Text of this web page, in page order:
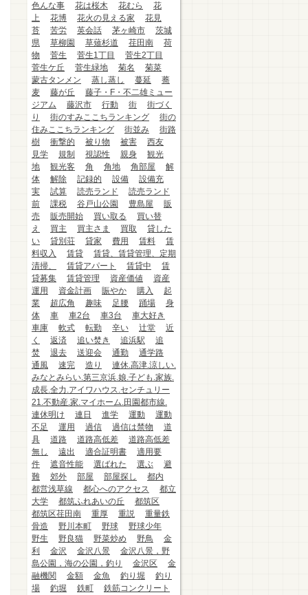
色んな事
花は桜木 花むら
花
上
花博 花火の見える家
花見
苔
苦労 英会話 茅ヶ崎市
茨城
県
草柳園 草薙杉道 荏田南
荷
物
菅生 菅生1丁目
菅生2丁目
菅生ケ丘
菅生緑地 菊名
菊菜
蒙古タンメン
蒸し蒸し 蔓延
蕎
麦
藤が丘
藤子・F・不二雄ミュー
ジアム
藤沢市 行動 街
街づく
り
街のすみここちランキング
街の
住みここちランキング
街並み
街路
樹
衝撃的 被り物 被害
西友
見学
規制 視認性 親身
観光
地
観光客 角 角地 角部屋
解
体
解除 記録的 設備
設備充
実
試算 読売ランド
読売ランド
前
課税 谷戸山公園 豊島屋
販
売
販売開始 買い取る
買い替
え
買主 買主さま 買取
貸した
い
貸別荘 貸家 費用 賃料
賃
料収入
賃貸
賃貸、賃貸管理、定期
清掃、
賃貸アパート 賃貸中
賃
貸募集
賃貸管理 資産価値
資産
運用
資金計画 賑やか 購入
起
業
超広角 趣味 足腰 踊場
身
体
車 車2台 車3台
車大好き
車庫
軟式 転勤 辛い 辻堂
近
く
返済 追い焚き 追浜駅
追
焚
退去 送迎会 通勤
通学路
通風
速完 造り
連休.高津.涼しい.
みなとみらい.第三京浜.娘.子ども.家族.
成長.全力.アイワハウス.センチュリー
21.不動産.家.マイホーム.田園都市線.
連休明け
連日 進学 運動
運動
不足
運用 過信 過信は禁物
道
具
道路 道路高低差
道路高低差
無し
遠出 適合証明書
適用要
件
遮音性能 選ばれた 選ぶ
避
難
郊外 部屋 部屋探し
都内
都営浅草線
都心へのアクセス
都立
大学
都筑ふれあいの丘
都筑区
都筑区荏田南
重厚 重説
重量鉄
骨造
野川本町 野球
野球少年
野生
野良猫 野菜炒め 野鳥
金
利
金沢 金沢八景
金沢八景，野
島公園，海の公園，釣り
金沢区
金
融機関
金額 金魚 釣り堀
釣り
場
釣堀 鉄町
鉄筋コンクリート